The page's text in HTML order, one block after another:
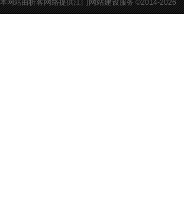
本网站由析客网络提供江门网站建设服务 ©2014-2026